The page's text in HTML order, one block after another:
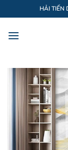
qua
nội
HẢI TIẾN